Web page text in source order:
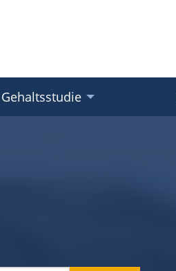
Gehaltsstudie